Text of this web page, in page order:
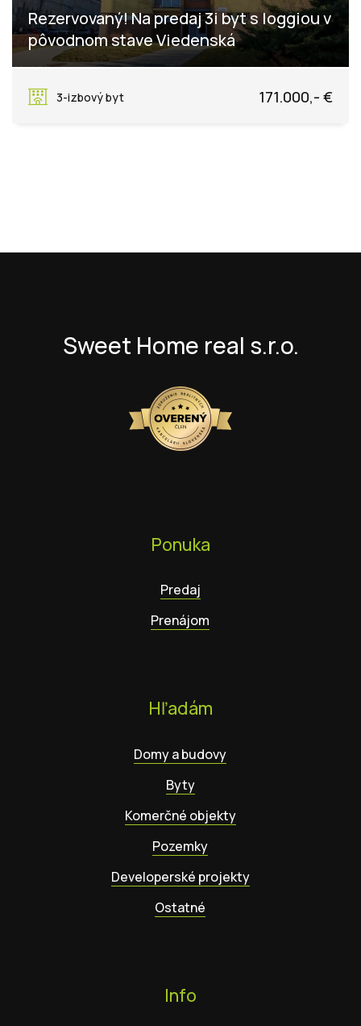
Rezervovaný! Na predaj 3i byt s loggiou v
pôvodnom stave Viedenská
3-izbový byt
171.000,- €
Sweet Home real s.r.o.
Ponuka
Predaj
Prenájom
Hľadám
Domy a budovy
Byty
Komerčné objekty
Pozemky
Developerské projekty
Ostatné
Info